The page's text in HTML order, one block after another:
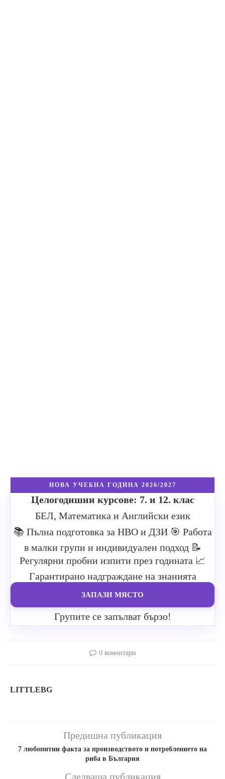
НОВА УЧЕБНА ГОДИНА 2026/2027
Целогодишни курсове: 7. и 12. клас
БЕЛ, Математика и Английски език
📚 Пълна подготовка за НВО и ДЗИ 🎯 Работа
в малки групи и индивидуален подход 📝
Регулярни пробни изпити през годината 📈
Гарантирано надграждане на знанията
ЗАПАЗИ МЯСТО
Групите се запълват бързо!
0 коментари
LITTLEBG
Предишна публикация
7 любопитни факта за производството и потреблението на
риба в България
Следваща публикация